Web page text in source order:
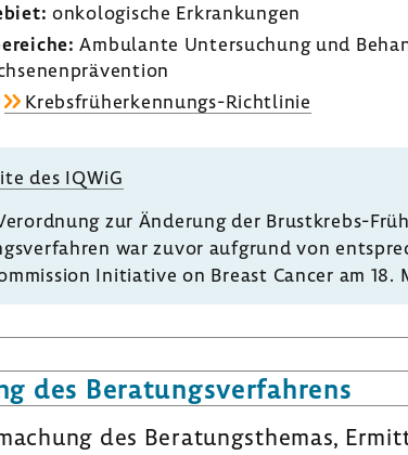
onko­lo­gi­sche Erkran­kungen
Ambu­lante Unter­su­chung und
Krebsfrüherkennungs-​Richtlinie
des IQWiG
zur Ände­rung der Brustkrebs-​
war zuvor aufgrund von
Initia­tive on Breast Cancer am 18.
des Bera­tungs­ver­fah­rens
des Bera­tungs­themas,